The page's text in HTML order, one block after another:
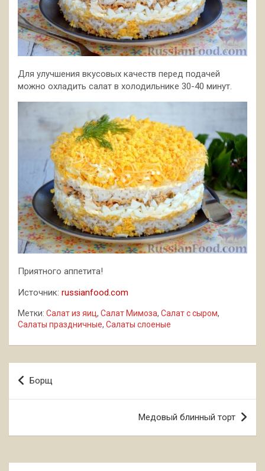
Для улучшения вкусовых качеств перед подачей
можно охладить салат в холодильнике 30-40 минут.
Приятного аппетита!
Источник: russianfood.com
Метки: Салат из яиц, Салат Мимоза, Салат с сыром,
Салаты праздничные, Салаты слоеные
Навигация
по
Борщ
Медовый блинный торт